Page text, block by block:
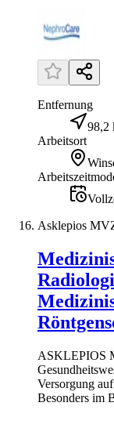
Entfernung
98,2
Arbeitsort
Asklepios
ASKLEPIOS
Versorgung
Besonders im